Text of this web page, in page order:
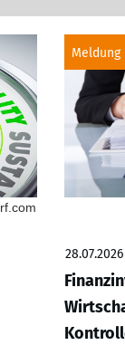
Meldung
28.07.2026